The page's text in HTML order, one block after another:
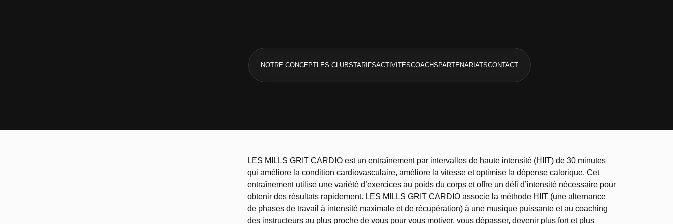
NOTRE CONCEPTLES CLUBSTARIFSACTIVITÉSCOACHSPARTENARIATSCONTACT
LES MILLS GRIT CARDIO est un entraînement par intervalles de haute intensité (HIIT) de 30 minutes
qui améliore la condition cardiovasculaire, améliore la vitesse et optimise la dépense calorique. Cet
entraînement utilise une variété d’exercices au poids du corps et offre un défi d’intensité nécessaire pour
obtenir des résultats rapidement. LES MILLS GRIT CARDIO associe la méthode HIIT (une alternance
de phases de travail à intensité maximale et de récupération) à une musique puissante et au coaching
des instructeurs au plus proche de vous pour vous motiver, vous dépasser, devenir plus fort et plus